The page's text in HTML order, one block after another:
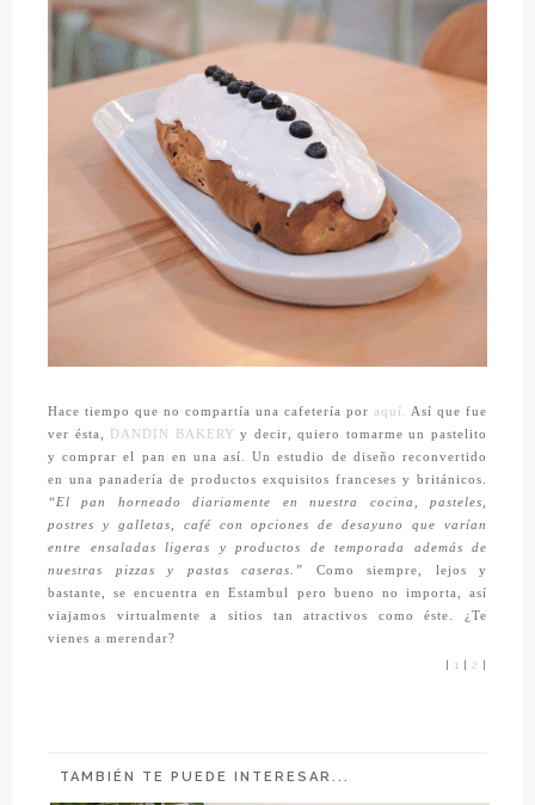
Hace tiempo que no compartía una cafetería por aquí. Así que fue
ver ésta,
DANDIN BAKERY y decir, quiero tomarme un pastelito
y comprar el pan en una así. Un estudio de diseño reconvertido
en una panadería de productos exquisitos franceses y británicos.
“El pan horneado diariamente en nuestra cocina, pasteles,
postres y galletas, café con opciones de desayuno que varían
entre ensaladas ligeras y productos de temporada además de
nuestras pizzas y pastas caseras.” Como siempre, lejos y
bastante, se encuentra en Estambul pero bueno no importa, así
viajamos virtualmente a sitios tan atractivos como éste. ¿Te
vienes a merendar?
1 2
TAMBIÉN TE PUEDE INTERESAR...